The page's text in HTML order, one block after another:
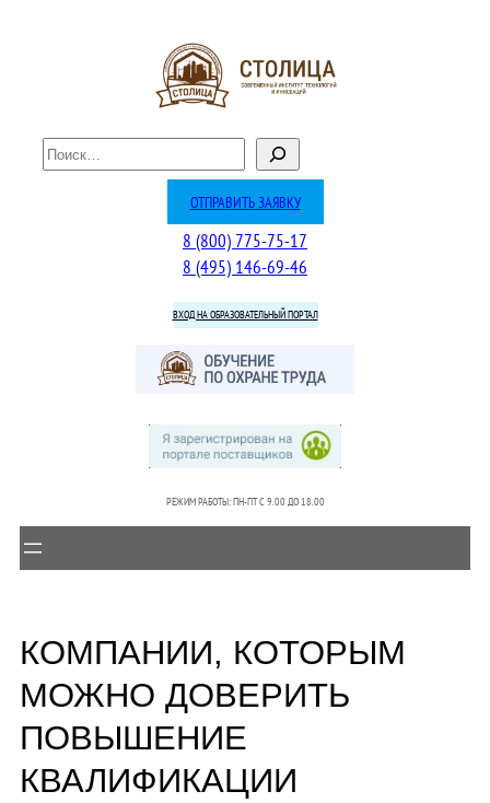
П
о
ОТПРАВИТЬ ЗАЯВКУ
8 (800) 775-75-17
8 (495) 146-69-46
ВХОД НА ОБРАЗОВАТЕЛЬНЫЙ ПОРТАЛ
РЕЖИМ РАБОТЫ: ПН-ПТ C 9.00 ДО 18.00
КОМПАНИИ, КОТОРЫМ
МОЖНО ДОВЕРИТЬ
ПОВЫШЕНИЕ
КВАЛИФИКАЦИИ